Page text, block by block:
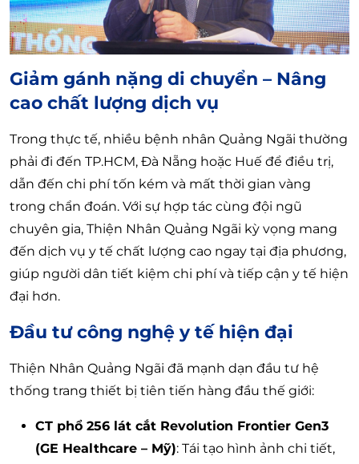
Giảm gánh nặng di chuyển – Nâng
cao chất lượng dịch vụ
Trong thực tế, nhiều bệnh nhân Quảng Ngãi thường
phải đi đến TP.HCM, Đà Nẵng hoặc Huế để điều trị,
dẫn đến chi phí tốn kém và mất thời gian vàng
trong chẩn đoán. Với sự hợp tác cùng đội ngũ
chuyên gia, Thiện Nhân Quảng Ngãi kỳ vọng mang
đến dịch vụ y tế chất lượng cao ngay tại địa phương,
giúp người dân tiết kiệm chi phí và tiếp cận y tế hiện
đại hơn.
Đầu tư công nghệ y tế hiện đại
Thiện Nhân Quảng Ngãi đã mạnh dạn đầu tư hệ
thống trang thiết bị tiên tiến hàng đầu thế giới:
CT phổ 256 lát cắt Revolution Frontier Gen3
(GE Healthcare – Mỹ): Tái tạo hình ảnh chi tiết,